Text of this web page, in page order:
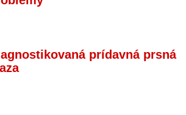
prídavná prsná